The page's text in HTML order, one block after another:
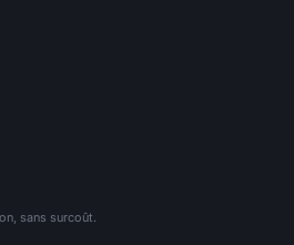
sans surcoût.